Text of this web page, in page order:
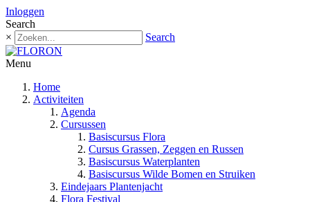
Inloggen
Search
×
Search
Menu
Home
Activiteiten
Agenda
Cursussen
Basiscursus Flora
Cursus Grassen, Zeggen en Russen
Basiscursus Waterplanten
Basiscursus Wilde Bomen en Struiken
Eindejaars Plantenjacht
Flora Festival